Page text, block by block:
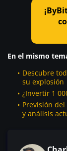
En el mismo
Descubre
su explosión
¿Invertir 1
Previsión
y análisis